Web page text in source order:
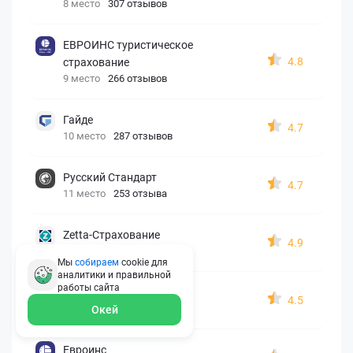
8 место 307 отзывов
ЕВРОИНС туристическое
страхование
9 место 266 отзывов
4.8
Гайде
10 место 287 отзывов
4.7
Русский Стандарт
11 место 253 отзыва
4.7
Zetta-Страхование
4.9
СберСтрахование
13 место 326 отзывов
4.5
Евроинс
Мы собираем cookie для
аналитики и правильной
работы сайта
Окей